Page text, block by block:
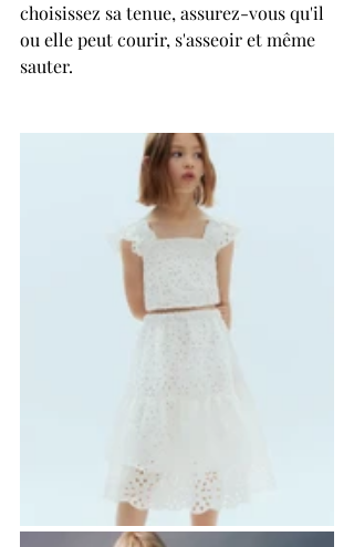
choisissez sa tenue, assurez-vous qu'il
ou elle peut courir, s'asseoir et même
sauter.